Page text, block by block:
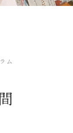
ム